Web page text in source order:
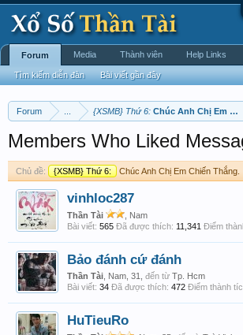
Forum {XSMB} Thứ 6: Chúc Anh Chị Em
Members Who Liked
Chủ đề: {XSMB} Thứ 6: Chúc Anh Chị Em Chiến Thắng.
vinhloc287
Thần Tài
, Nam
Bài viết: 565 Đã được thích: 11,341 Điểm
Bảo đánh cứ đánh
Thần Tài , Nam, 31, đến từ Tp. Hcm
Bài viết: 34 Đã được thích: 472 Điểm thành
HuTieuRo
Forum
Tìm kiếm diễn đàn Bài viết gần đây
Media Thành viên Help Links